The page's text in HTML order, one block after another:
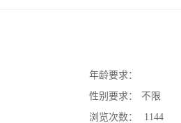
年龄要求：
性别要求：
不限
浏览次数：
1144